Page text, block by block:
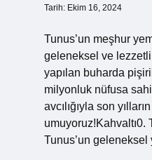
Tarih: Ekim 16, 2024
Tunus’un meşhur
geleneksel ve
yapılan buharda
milyonluk nüfusa
avcılığıyla son
umuyoruz!Kahvaltı0.
Tunus’un